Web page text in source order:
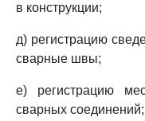
в конструкции;
д) регистрацию
сварные швы;
е) регистрацию
сварных соединений;